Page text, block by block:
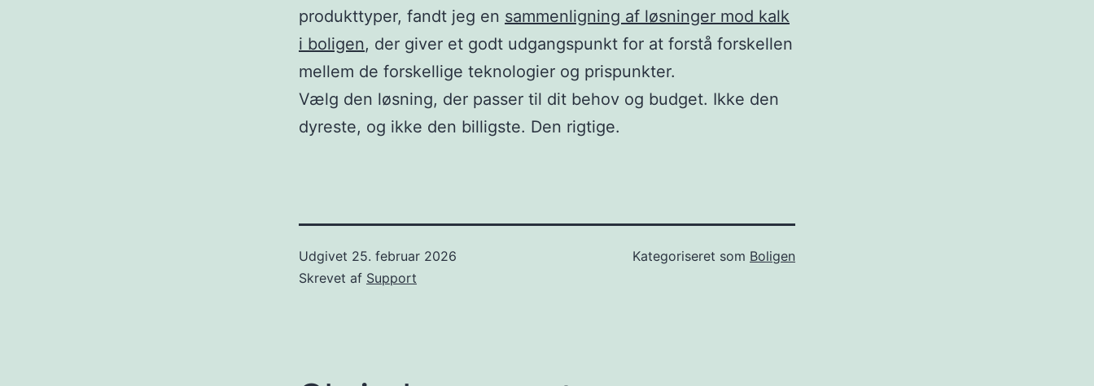
produkttyper, fandt jeg en sammenligning af løsninger mod kalk
i boligen, der giver et godt udgangspunkt for at forstå forskellen
mellem de forskellige teknologier og prispunkter.
Vælg den løsning, der passer til dit behov og budget. Ikke den
dyreste, og ikke den billigste. Den rigtige.
Udgivet 25. februar 2026
Skrevet af Support
Kategoriseret som Boligen